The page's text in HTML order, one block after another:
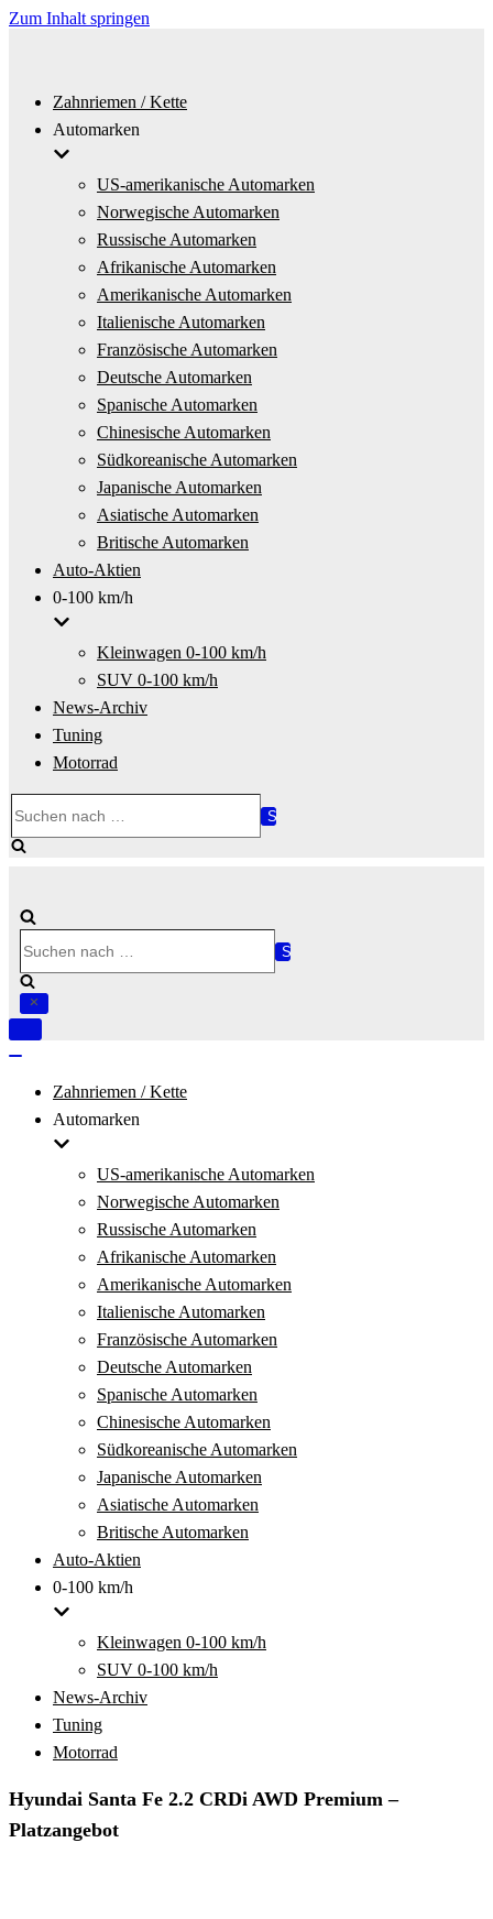
Zum Inhalt springen
Zahnriemen / Kette
Automarken
US-amerikanische Automarken
Norwegische Automarken
Russische Automarken
Afrikanische Automarken
Amerikanische Automarken
Italienische Automarken
Französische Automarken
Deutsche Automarken
Spanische Automarken
Chinesische Automarken
Südkoreanische Automarken
Japanische Automarken
Asiatische Automarken
Britische Automarken
Auto-Aktien
0-100 km/h
Kleinwagen 0-100 km/h
SUV 0-100 km/h
News-Archiv
Tuning
Motorrad
nach …
nach …
Navigation
Zahnriemen / Kette
Automarken
US-amerikanische Automarken
Norwegische Automarken
Russische Automarken
Afrikanische Automarken
Amerikanische Automarken
Italienische Automarken
Französische Automarken
Deutsche Automarken
Spanische Automarken
Chinesische Automarken
Südkoreanische Automarken
Japanische Automarken
Asiatische Automarken
Britische Automarken
Auto-Aktien
0-100 km/h
Kleinwagen 0-100 km/h
SUV 0-100 km/h
News-Archiv
Tuning
Motorrad
Hyundai Santa Fe 2.2 CRDi AWD Premium –
Platzangebot